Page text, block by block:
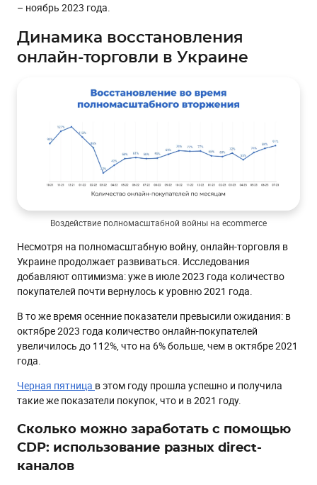
Мобильное приложение и мобильная версия сайта
Выводы
– ноябрь 2023 года.
Динамика восстановления
онлайн-торговли в Украине
Воздействие полномасштабной войны на ecommerce
Несмотря на полномасштабную войну, онлайн-торговля в
Украине продолжает развиваться. Исследования
добавляют оптимизма: уже в июле 2023 года количество
покупателей почти вернулось к уровню 2021 года.
В то же время осенние показатели превысили ожидания: в
октябре 2023 года количество онлайн-покупателей
увеличилось до 112%, что на 6% больше, чем в октябре 2021
года.
Черная пятница в этом году прошла успешно и получила
такие же показатели покупок, что и в 2021 году.
Сколько можно заработать с помощью
CDP: использование разных direct-
каналов